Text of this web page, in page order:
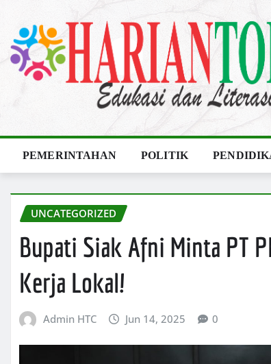
content
PEMERINTAHAN POLITIK
UNCATEGORIZED
Bupati Siak Afni Minta PT
Kerja Lokal!
Admin HTC Jun 14, 2025 0